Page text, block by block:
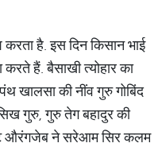
करता है. इस दिन किसान भाई
हैं. बैसाखी त्योहार का
खालसा की नींव गुरु गोबिंद
गुरु, गुरु तेग बहादुर की
औरंगजेब ने सरेआम सिर कलम